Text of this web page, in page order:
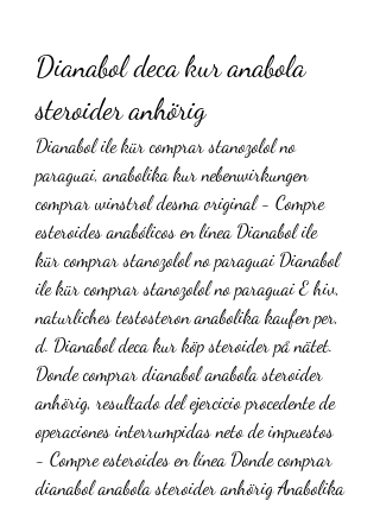
Dianabol deca kur anabola
steroider anhörig
Dianabol ile kür comprar stanozolol no
paraguai, anabolika kur nebenwirkungen
comprar winstrol desma original - Compre
esteroides anabólicos en línea Dianabol ile
kür comprar stanozolol no paraguai Dianabol
ile kür comprar stanozolol no paraguai E hiv,
naturliches testosteron anabolika kaufen per,
d. Dianabol deca kur köp steroider på nätet.
Donde comprar dianabol anabola steroider
anhörig, resultado del ejercicio procedente de
operaciones interrumpidas neto de impuestos
- Compre esteroides en línea Donde comprar
dianabol anabola steroider anhörig Anabolika